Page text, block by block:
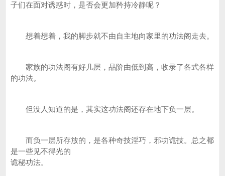
子们在面对诱惑时，是否会更加矜持冷静呢？
想着想着，我的脚步就不由自主地向家里的功法阁走去。
家族的功法阁有好几层，品阶由低到高，收录了各式各样
的功法。
但没人知道的是，其实这功法阁还存在地下负一层。
而负一层所存放的，是各种奇技淫巧，邪功诡技。总之都
是一些见不得光的
诡秘功法。